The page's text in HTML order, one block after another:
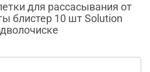
для рассасывания от
блистер 10 шт Solution